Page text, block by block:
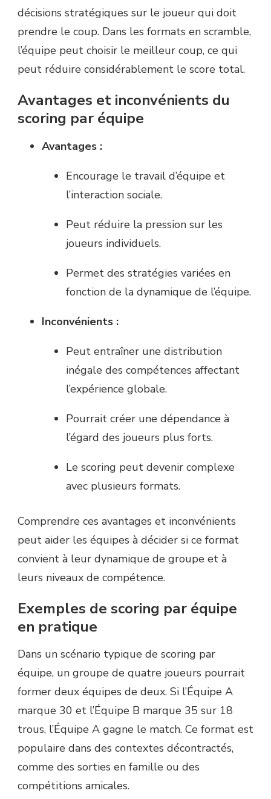
décisions stratégiques sur le joueur qui doit
prendre le coup. Dans les formats en scramble,
l’équipe peut choisir le meilleur coup, ce qui
peut réduire considérablement le score total.
Avantages et inconvénients du
scoring par équipe
Avantages :
Encourage le travail d’équipe et
l’interaction sociale.
Peut réduire la pression sur les
joueurs individuels.
Permet des stratégies variées en
fonction de la dynamique de l’équipe.
Inconvénients :
Peut entraîner une distribution
inégale des compétences affectant
l’expérience globale.
Pourrait créer une dépendance à
l’égard des joueurs plus forts.
Le scoring peut devenir complexe
avec plusieurs formats.
Comprendre ces avantages et inconvénients
peut aider les équipes à décider si ce format
convient à leur dynamique de groupe et à
leurs niveaux de compétence.
Exemples de scoring par équipe
en pratique
Dans un scénario typique de scoring par
équipe, un groupe de quatre joueurs pourrait
former deux équipes de deux. Si l’Équipe A
marque 30 et l’Équipe B marque 35 sur 18
trous, l’Équipe A gagne le match. Ce format est
populaire dans des contextes décontractés,
comme des sorties en famille ou des
compétitions amicales.